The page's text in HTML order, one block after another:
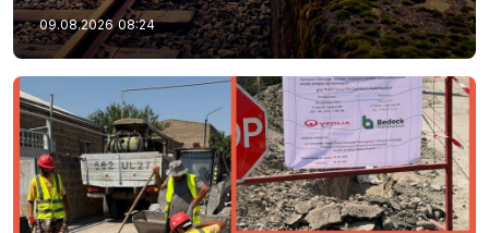
09.08.2026 08:24